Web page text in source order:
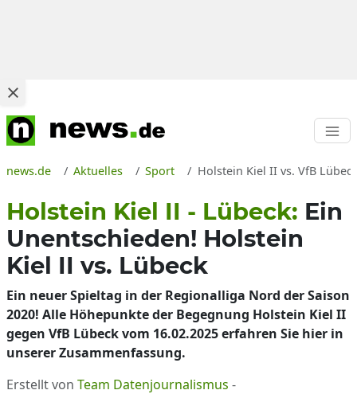
news.de Aktuelles Sport Holstein Kiel II vs. VfB
Holstein Kiel II - Lübeck: Ein
Unentschieden! Holstein
Kiel II vs. Lübeck
Ein neuer Spieltag in der Regionalliga Nord der Saison
2020! Alle Höhepunkte der Begegnung Holstein Kiel II
gegen VfB Lübeck vom 16.02.2025 erfahren Sie hier in
unserer Zusammenfassung.
Erstellt von Team Datenjournalismus -